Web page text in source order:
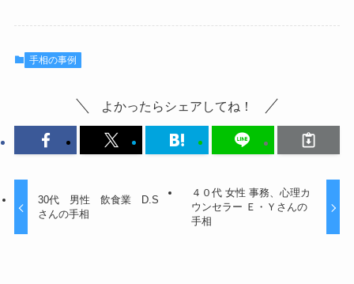
手相の事例
よかったらシェアしてね！
30代 男性 飲食業 D.S
さんの手相
４０代 女性 事務、心理カ
ウンセラー Ｅ・Ｙさんの
手相